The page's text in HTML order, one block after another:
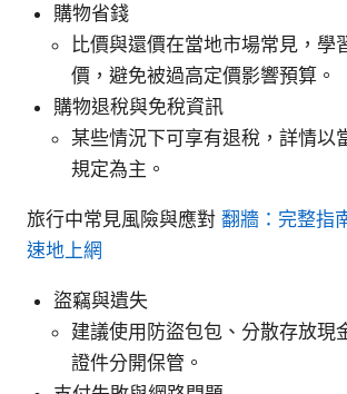
購物省錢
比價與還價在當地市場常見，學
價，避免被過高定價影響預算。
購物退稅與免稅資訊
某些情況下可享有退稅，詳情以
規定為主。
旅行中常見風險與應對 翻牆：完整指
速地上網
盜竊與遺失
建議使用防盜包包、分散存放現
證件分開保管。